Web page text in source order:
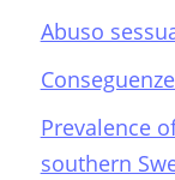
Abuso
Prevalence
southern